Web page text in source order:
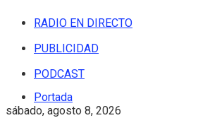
RADIO EN DIRECTO
PUBLICIDAD
PODCAST
sábado, agosto 8, 2026
Portada